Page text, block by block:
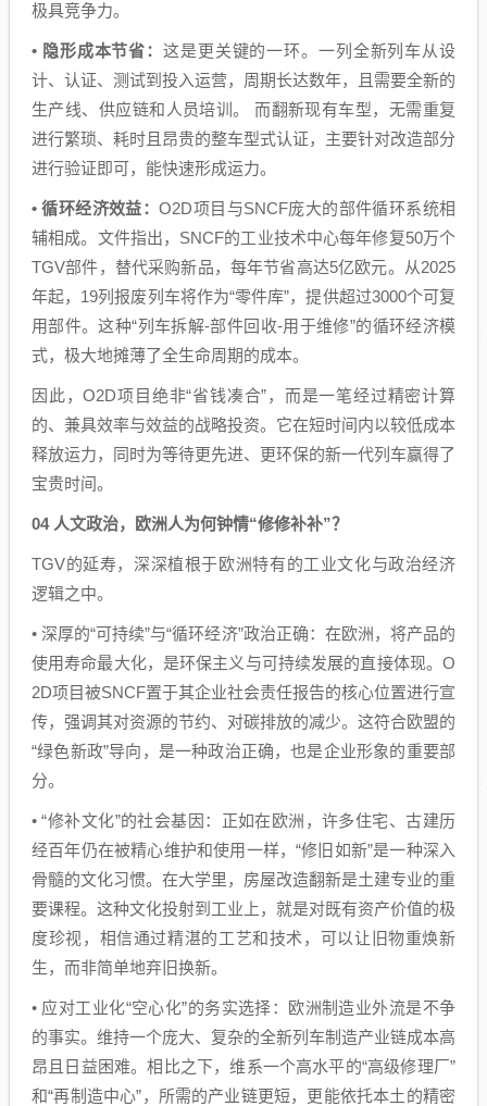
极具竞争力。
• 隐形成本节省： 这是更关键的一环。一列全新列车从设
计、认证、测试到投入运营，周期长达数年，且需要全新的
生产线、供应链和人员培训。 而翻新现有车型，无需重复
进行繁琐、耗时且昂贵的整车型式认证，主要针对改造部分
进行验证即可，能快速形成运力。
• 循环经济效益：O2D项目与SNCF庞大的部件循环系统相
辅相成。文件指出，SNCF的工业技术中心每年修复50万个
TGV部件，替代采购新品，每年节省高达5亿欧元。从2025
年起，19列报废列车将作为“零件库”，提供超过3000个可复
用部件。这种“列车拆解-部件回收-用于维修”的循环经济模
式，极大地摊薄了全生命周期的成本。
因此，O2D项目绝非“省钱凑合”，而是一笔经过精密计算
的、兼具效率与效益的战略投资。它在短时间内以较低成本
释放运力，同时为等待更先进、更环保的新一代列车赢得了
宝贵时间。
04 人文政治，欧洲人为何钟情“修修补补”？
TGV的延寿，深深植根于欧洲特有的工业文化与政治经济
逻辑之中。
• 深厚的“可持续”与“循环经济”政治正确：在欧洲，将产品的
使用寿命最大化，是环保主义与可持续发展的直接体现。O
2D项目被SNCF置于其企业社会责任报告的核心位置进行宣
传，强调其对资源的节约、对碳排放的减少。这符合欧盟的
“绿色新政”导向，是一种政治正确，也是企业形象的重要部
分。
• “修补文化”的社会基因：正如在欧洲，许多住宅、古建历
经百年仍在被精心维护和使用一样，“修旧如新”是一种深入
骨髓的文化习惯。在大学里，房屋改造翻新是土建专业的重
要课程。这种文化投射到工业上，就是对既有资产价值的极
度珍视，相信通过精湛的工艺和技术，可以让旧物重焕新
生，而非简单地弃旧换新。
• 应对工业化“空心化”的务实选择：欧洲制造业外流是不争
的事实。维持一个庞大、复杂的全新列车制造产业链成本高
昂且日益困难。相比之下，维系一个高水平的“高级修理厂”
和“再制造中心”，所需的产业链更短，更能依托本土的精密